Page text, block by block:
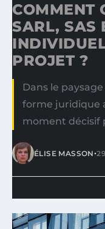
COMMENT
SARL, SAS
PROJET ?
Dans le
forme juridique
moment décisif
ÉLISE MASSON•